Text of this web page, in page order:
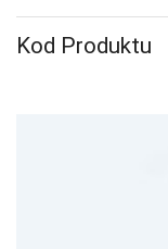
Kod Produktu